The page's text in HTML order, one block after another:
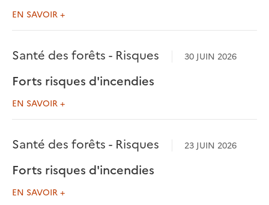
EN SAVOIR +
Santé des forêts - Risques 30 JUIN 2026
Forts risques d'incendies
EN SAVOIR +
Santé des forêts - Risques 23 JUIN 2026
Forts risques d'incendies
EN SAVOIR +